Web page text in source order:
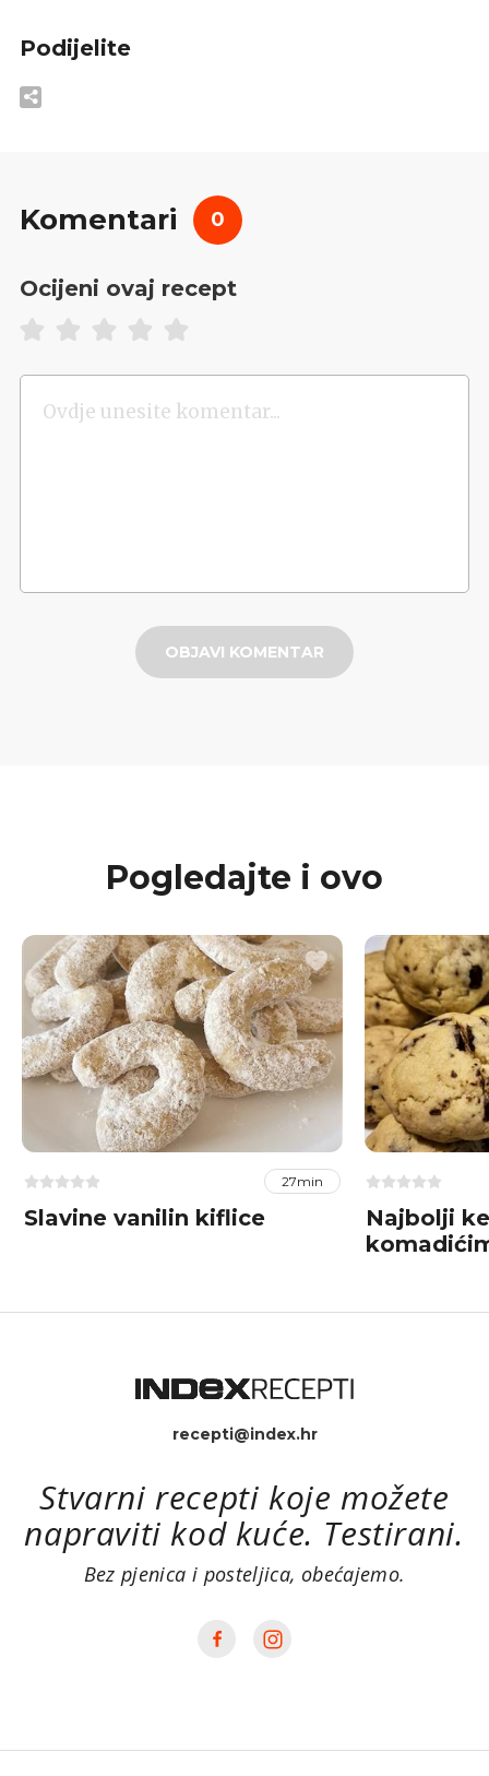
Podijelite
Komentari 0
Ocijeni ovaj recept
OBJAVI KOMENTAR
Pogledajte i ovo
27min
Slavine vanilin kiflice
Najbolji
recepti@index.hr
Stvarni recepti koje možete
napraviti kod kuće. Testirani.
Bez pjenica i posteljica, obećajemo.